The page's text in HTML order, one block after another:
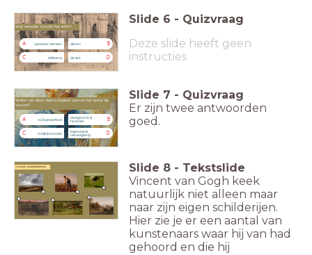
Wat tekende Vincent het liefst?
A 'gewone' mensen B
dieren
C stillevens D
de zee
Slide 6 - Quizvraag
Deze slide heeft geen
instructies
Welke van deze eigenschappen passen het beste bij
Vincent?
A lui & gevoelloos B
doelgericht &
fanatiek
C vrolijk & onnozel D
eigenwijs &
nieuwsgierig
Slide 7 - Quizvraag
Er zijn twee antwoorden
goed.
Vincents inspiratiebronnen Slide 8 - Tekstslide
Vincent van Gogh keek
natuurlijk niet alleen maar
naar zijn eigen schilderijen.
Hier zie je er een aantal van
kunstenaars waar hij van had
gehoord en die hij